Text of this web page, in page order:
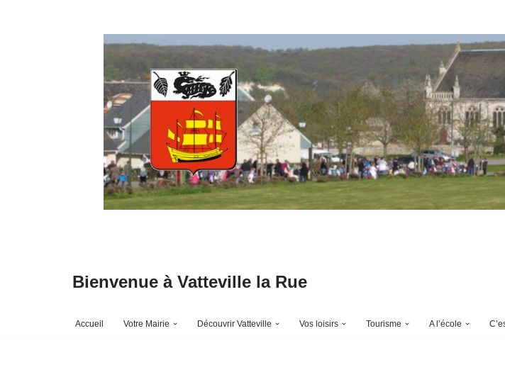
Bienvenue à Vatteville la Rue
Accueil Votre Mairie Découvrir Vatteville Vos loisirs Tourisme A l’école